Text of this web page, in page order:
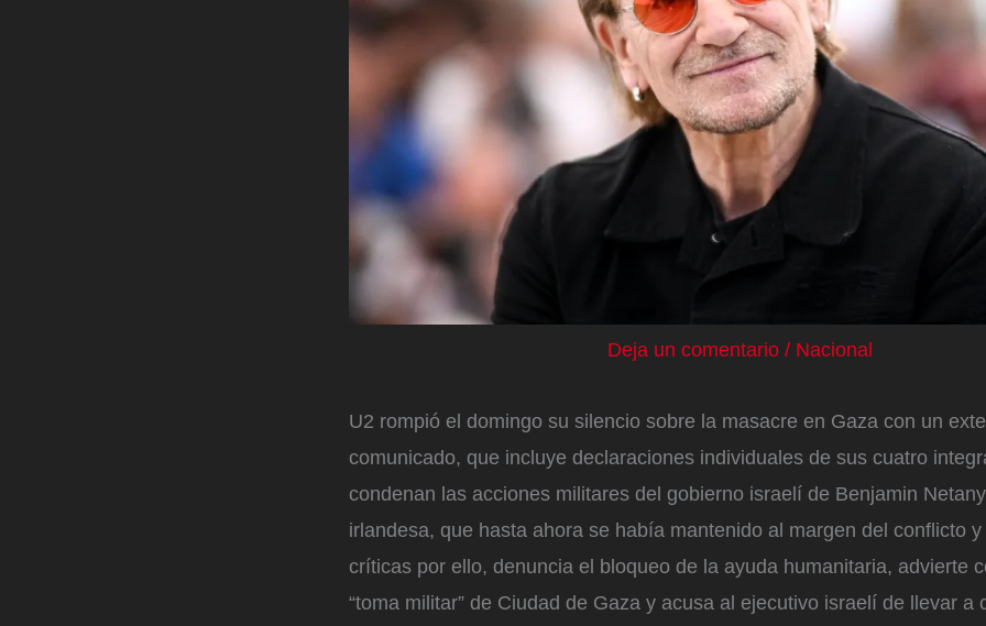
Deja un comentario / Nacional
U2 rompió el domingo su silencio sobre la masacre en Gaza con un
comunicado, que incluye declaraciones individuales de sus cuatro
condenan las acciones militares del gobierno israelí de Benjamin
irlandesa, que hasta ahora se había mantenido al margen del conflicto
críticas por ello, denuncia el bloqueo de la ayuda humanitaria, advierte
“toma militar” de Ciudad de Gaza y acusa al ejecutivo israelí de llevar a